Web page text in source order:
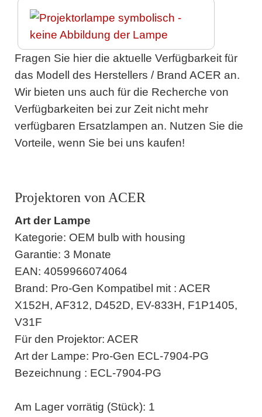
Fragen Sie hier die aktuelle Verfügbarkeit für
das Modell des Herstellers / Brand ACER an.
Wir bieten uns auch für die Recherche von
Verfügbarkeiten bei zur Zeit nicht mehr
verfügbaren Ersatzlampen an. Nutzen Sie die
Vorteile, wenn Sie bei uns kaufen!
Projektoren von ACER
Art der Lampe
Kategorie: OEM bulb with housing
Garantie: 3 Monate
EAN: 4059966074064
Brand: Pro-Gen Kompatibel mit : ACER
X152H, AF312, D452D, EV-833H, F1P1405,
V31F
Für den Projektor: ACER
Art der Lampe: Pro-Gen ECL-7904-PG
Bezeichnung : ECL-7904-PG
Am Lager vorrätig (Stück): 1